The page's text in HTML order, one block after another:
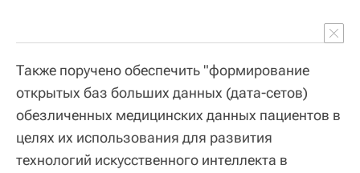
Также поручено обеспечить "формирование
открытых баз больших данных (дата-сетов)
обезличенных медицинских данных пациентов в
целях их использования для развития
технологий искусственного интеллекта в